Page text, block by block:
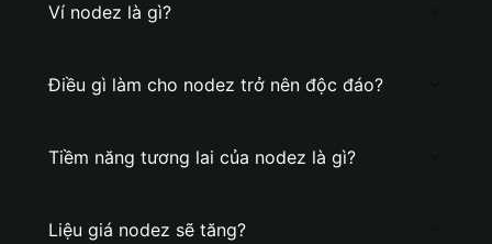
Ví nodez là gì?
Điều gì làm cho nodez trở nên độc đáo?
Tiềm năng tương lai của nodez là gì?
Liệu giá nodez sẽ tăng?